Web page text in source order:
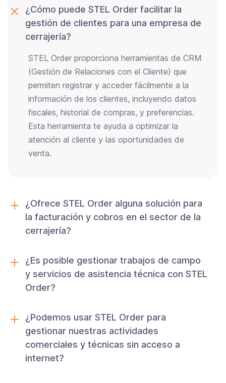
¿Cómo puede STEL Order facilitar la
gestión de clientes para una empresa de
cerrajería?
STEL Order proporciona herramientas de CRM
(Gestión de Relaciones con el Cliente) que
permiten registrar y acceder fácilmente a la
información de los clientes, incluyendo datos
fiscales, historial de compras, y preferencias.
Esta herramienta te ayuda a optimizar la
atención al cliente y las oportunidades de
venta.
¿Ofrece STEL Order alguna solución para
la facturación y cobros en el sector de la
cerrajería?
¿Es posible gestionar trabajos de campo
y servicios de asistencia técnica con STEL
Order?
¿Podemos usar STEL Order para
gestionar nuestras actividades
comerciales y técnicas sin acceso a
internet?